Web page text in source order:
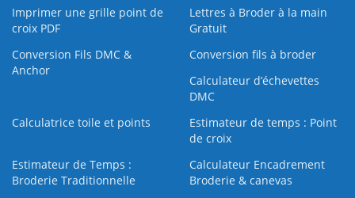
Imprimer une grille point de
croix PDF
Lettres à Broder à la main
Gratuit
Conversion Fils DMC &
Anchor
Conversion fils à broder
Calculateur d’échevettes
DMC
Calculatrice toile et points
Estimateur de temps : Point
de croix
Estimateur de Temps :
Broderie Traditionnelle
Calculateur Encadrement
Broderie & canevas